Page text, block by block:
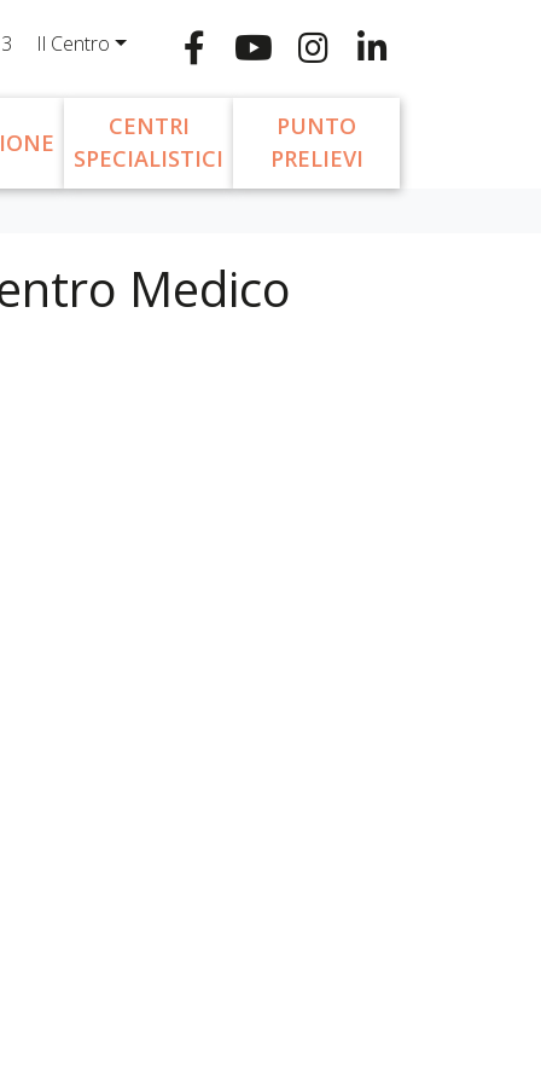
Il Centro
CENTRI
SPECIALISTICI
PUNTO
PRELIEVI
Medico